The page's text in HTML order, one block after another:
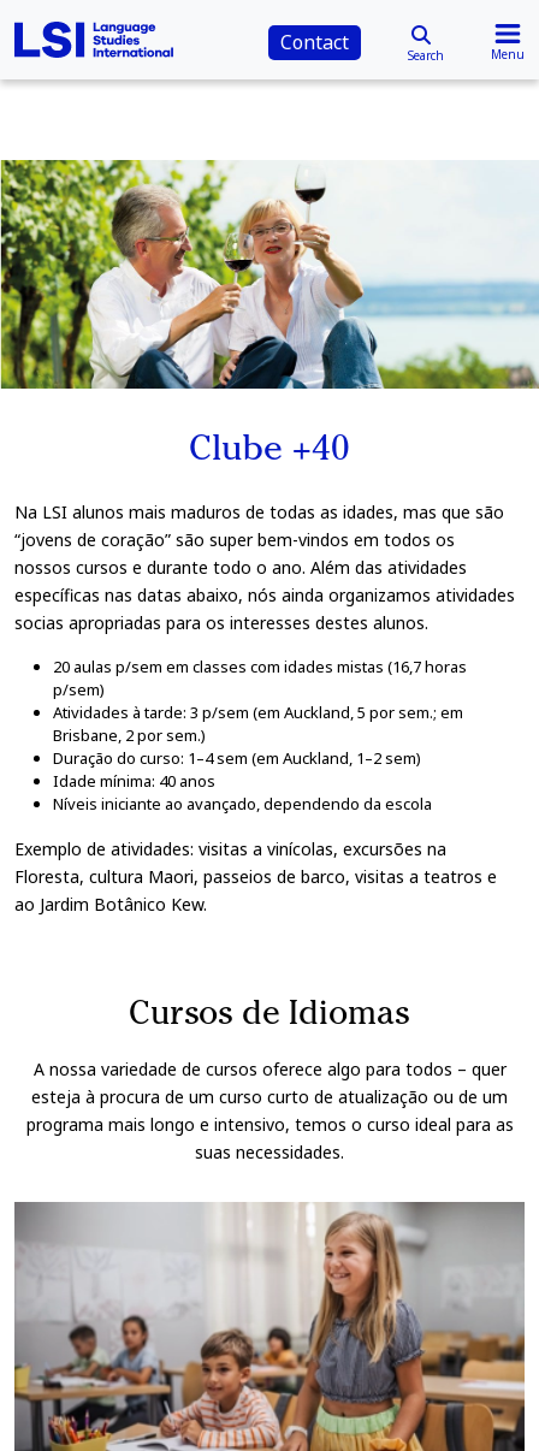
Contact Search Menu
Clube +40
Na LSI alunos mais maduros de todas as idades, mas que são
“jovens de coração” são super bem-vindos em todos os
nossos cursos e durante todo o ano. Além das atividades
específicas nas datas abaixo, nós ainda organizamos atividades
socias apropriadas para os interesses destes alunos.
20 aulas p/sem em classes com idades mistas (16,7 horas
p/sem)
Atividades à tarde: 3 p/sem (em Auckland, 5 por sem.; em
Brisbane, 2 por sem.)
Duração do curso: 1–4 sem (em Auckland, 1–2 sem)
Idade mínima: 40 anos
Níveis iniciante ao avançado, dependendo da escola
Exemplo de atividades: visitas a vinícolas, excursões na
Floresta, cultura Maori, passeios de barco, visitas a teatros e
ao Jardim Botânico Kew.
Cursos de Idiomas
A nossa variedade de cursos oferece algo para todos – quer
esteja à procura de um curso curto de atualização ou de um
programa mais longo e intensivo, temos o curso ideal para as
suas necessidades.